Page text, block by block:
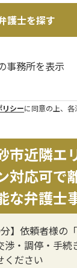
護士を探す
事務所を表示
リシーに同意の上、
市近隣エ
対応可で
な弁護士
分】依頼者様の
渉・調停・手続
ください